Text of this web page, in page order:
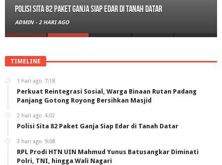
Polisi Sita 82 Paket Ganja Siap Edar di Tanah Datar
ADMIN - 2 HARI AGO
TIMELINE
1 hari ago 7:18
Perkuat Reintegrasi Sosial, Warga Binaan Rutan Padang
Panjang Gotong Royong Bersihkan Masjid
2 hari ago 4:02
Polisi Sita 82 Paket Ganja Siap Edar di Tanah Datar
3 hari ago 9:08
RPL Prodi HTN UIN Mahmud Yunus Batusangkar Diminati
Polri, TNI, hingga Wali Nagari